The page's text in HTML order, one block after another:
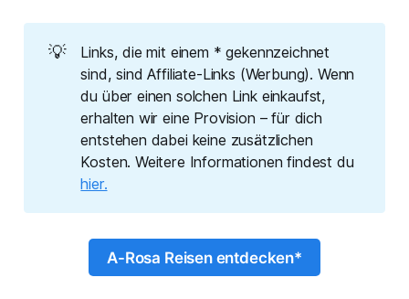
💡
Links, die mit einem * gekennzeichnet
sind, sind Affiliate-Links (Werbung). Wenn
du über einen solchen Link einkaufst,
erhalten wir eine Provision – für dich
entstehen dabei keine zusätzlichen
Kosten. Weitere Informationen findest du
hier.
A-Rosa Reisen entdecken*